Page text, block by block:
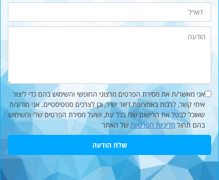
דוא״ל
הודעה
אני מאשר/ת את מסירת הפרטים מרצוני החופשי והשימוש בהם כדי ליצור
איתי קשר, לרבות באמצעות דיוור ישיר, וכן לצרכים סטטיסטיים. אני מודע/ת
שאוכל לבטל את הרישום שלי בכל עת, ושעל מסירת הפרטים שלי והשימוש
בהם תחול מדיניות הפרטיות של האתר
שלח הודעה